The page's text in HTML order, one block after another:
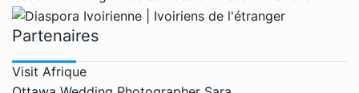
Partenaires
Visit Afrique